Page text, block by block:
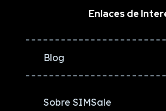
Enlaces de
Blog
Sobre SIMSale